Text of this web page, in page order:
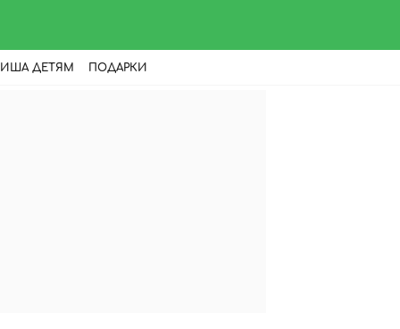
ДЕТЯМ ПОДАРКИ